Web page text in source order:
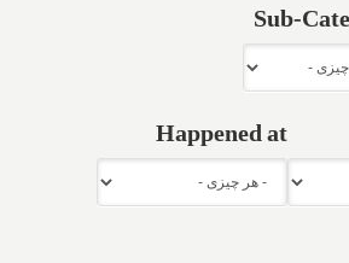
Sub-
Happened at